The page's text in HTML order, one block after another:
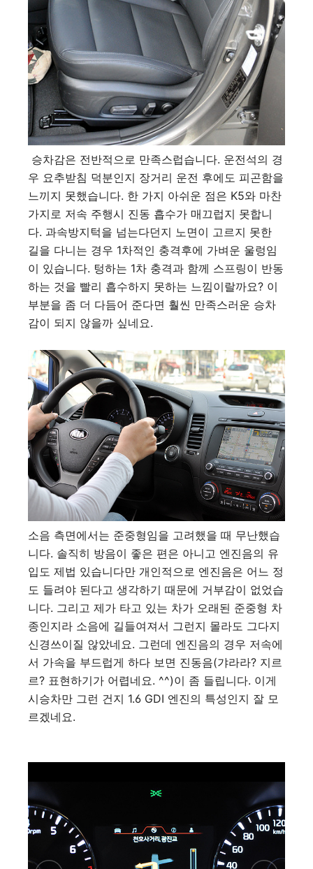
승차감은 전반적으로 만족스럽습니다. 운전석의 경
우 요추받침 덕분인지 장거리 운전 후에도 피곤함을
느끼지 못했습니다. 한 가지 아쉬운 점은 K5와 마찬
가지로 저속 주행시 진동 흡수가 매끄럽지 못합니
다. 과속방지턱을 넘는다던지 노면이 고르지 못한
길을 다니는 경우 1차적인 충격후에 가벼운 울렁임
이 있습니다. 텅하는 1차 충격과 함께 스프링이 반동
하는 것을 빨리 흡수하지 못하는 느낌이랄까요? 이
부분을 좀 더 다듬어 준다면 훨씬 만족스러운 승차
감이 되지 않을까 싶네요.
소음 측면에서는 준중형임을 고려했을 때 무난했습
니다. 솔직히 방음이 좋은 편은 아니고 엔진음의 유
입도 제법 있습니다만 개인적으로 엔진음은 어느 정
도 들려야 된다고 생각하기 때문에 거부감이 없었습
니다. 그리고 제가 타고 있는 차가 오래된 준중형 차
종인지라 소음에 길들여져서 그런지 몰라도 그다지
신경쓰이질 않았네요. 그런데 엔진음의 경우 저속에
서 가속을 부드럽게 하다 보면 진동음(갸라라? 지르
르? 표현하기가 어렵네요. ^^)이 좀 들립니다. 이게
시승차만 그런 건지 1.6 GDI 엔진의 특성인지 잘 모
르겠네요.